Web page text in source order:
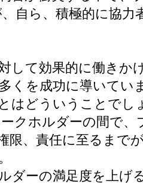
、自ら、積極的に協
して効果的に働きか
くを成功に導いてい
はどういうことでし
クホルダーの間で
限、責任に至るまで
ダーの満足度を上げ